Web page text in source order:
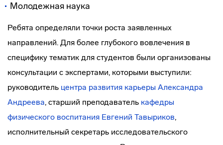
Молодежная наука
Ребята определяли точки роста заявленных
направлений. Для более глубокого вовлечения в
специфику тематик для студентов были организованы
консультации с экспертами, которыми выступили:
руководитель центра развития карьеры Александра
Андреева, старший преподаватель кафедры
физического воспитания Евгений Тавыриков,
исполнительный секретарь исследовательского